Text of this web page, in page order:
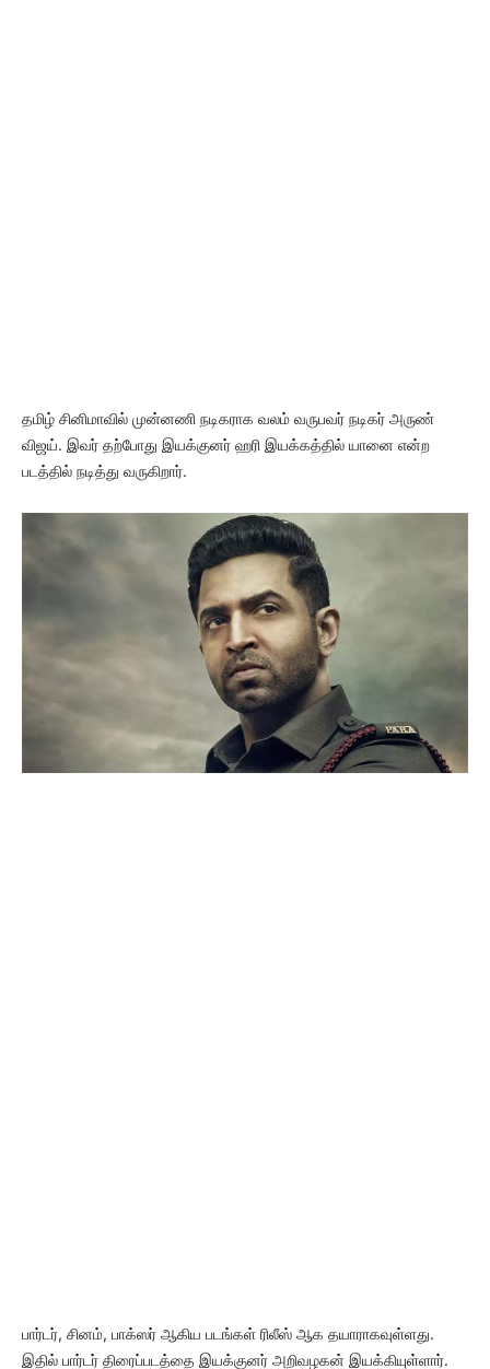
தமிழ் சினிமாவில் முன்னணி நடிகராக வலம் வருபவர் நடிகர் அருண்
விஜய். இவர் தற்போது இயக்குனர் ஹரி இயக்கத்தில் யானை என்ற
படத்தில் நடித்து வருகிறார்.
பார்டர், சினம், பாக்ஸர் ஆகிய படங்கள் ரிலீஸ் ஆக தயாராகவுள்ளது.
இதில் பார்டர் திரைப்படத்தை இயக்குனர் அறிவழகன் இயக்கியுள்ளார்.